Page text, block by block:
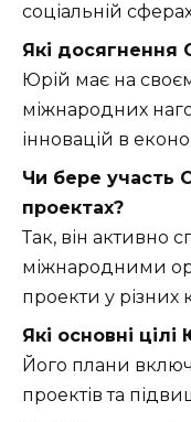
соціальній
Які досягнення
Юрій має на
міжнародних
інновацій в
Чи бере участь
проектах?
Так, він активно
міжнародними
проекти у різних
Які основні
Його плани
проектів та